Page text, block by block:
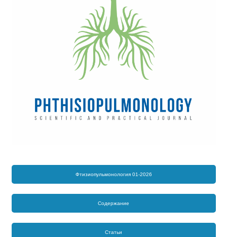
Фтизиопульмонология 01-2026
Содержание
Статьи